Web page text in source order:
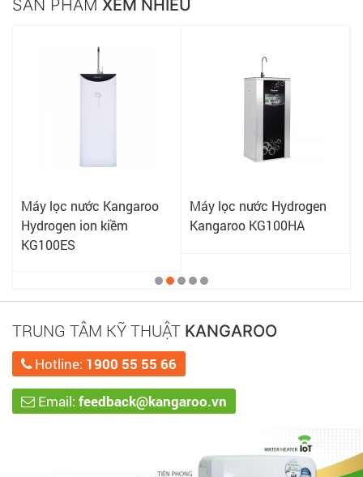
SẢN PHẨM XEM NHIỀU
Máy lọc nước Kangaroo
Hydrogen ion kiềm
KG100ES
Máy lọc nước Hydrogen
Kangaroo KG100HA
TRUNG TÂM KỸ THUẬT KANGAROO
Hotline: 1900 55 55 66
Email: feedback@kangaroo.vn